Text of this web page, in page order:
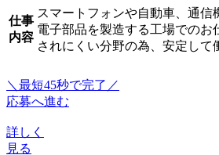
仕事
内容
スマートフォンや自動車、通信
電子部品を製造する工場でのお
されにくい分野の為、安定して
＼最短45秒で完了／
応募へ進む
詳しく
見る